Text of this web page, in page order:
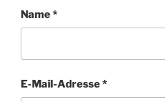
Name*
E-Mail-Adresse*